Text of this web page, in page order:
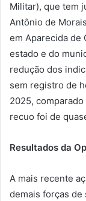
Militar), que tem
Antônio de
em Aparecida de
estado e do
redução dos
sem registro de
2025,
recuo foi de
Resultados da
A mais recente
demais forças de